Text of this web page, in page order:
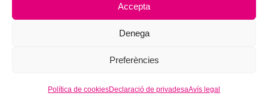
Accepta
Denega
Preferències
Política de cookiesDeclaració de privadesaAvís legal
© 2026 Hub Theme. All rights reserved.